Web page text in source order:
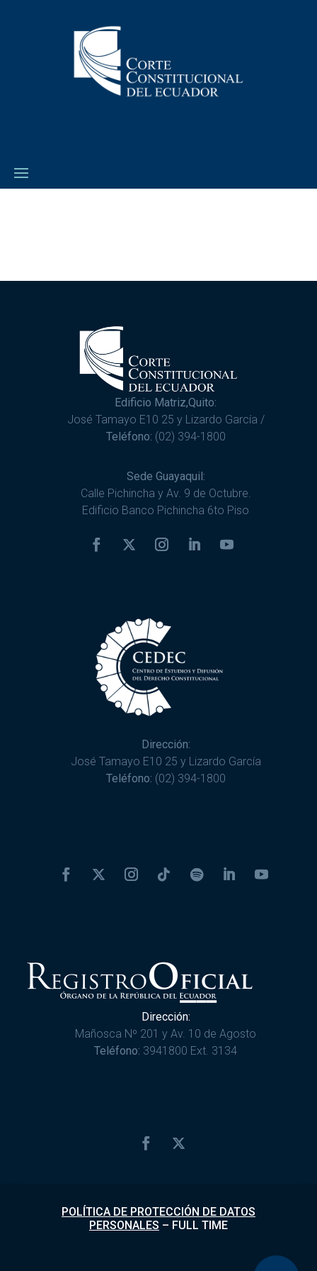
Edificio Matriz,Quito:
José Tamayo E10 25 y Lizardo García /
Teléfono: (02) 394-1800
Sede Guayaquil:
Calle Pichincha y Av. 9 de Octubre.
Edificio Banco Pichincha 6to Piso
Dirección:
José Tamayo E10 25 y Lizardo García
Teléfono: (02) 394-1800
Dirección:
Mañosca Nº 201 y Av. 10 de Agosto
Teléfono: 3941800 Ext. 3134
POLÍTICA DE PROTECCIÓN DE DATOS
PERSONALES – FULL TIME